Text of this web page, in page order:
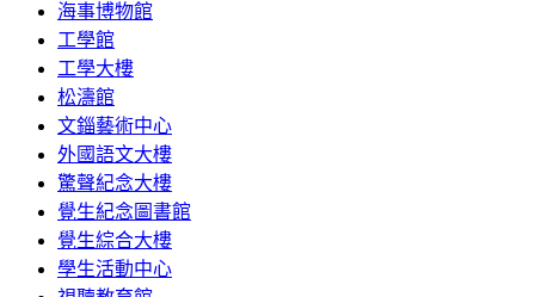
海事博物館
工學館
工學大樓
松濤館
文錙藝術中心
外國語文大樓
驚聲紀念大樓
覺生紀念圖書館
覺生綜合大樓
學生活動中心